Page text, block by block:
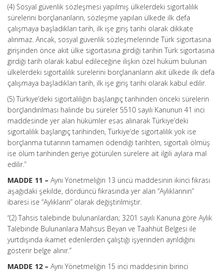
(4) Sosyal güvenlik sözleşmesi yapılmış ülkelerdeki sigortalılık
sürelerini borçlananların, sözleşme yapılan ülkede ilk defa
çalışmaya başladıkları tarih, ilk işe giriş tarihi olarak dikkate
alınmaz. Ancak, sosyal güvenlik sözleşmelerinde Türk sigortasına
girişinden önce akit ülke sigortasına girdiği tarihin Türk sigortasına
girdiği tarih olarak kabul edileceğine ilişkin özel hüküm bulunan
ülkelerdeki sigortalılık sürelerini borçlananların akit ülkede ilk defa
çalışmaya başladıkları tarih, ilk işe giriş tarihi olarak kabul edilir.
(5) Türkiye’deki sigortalılığın başlangıç tarihinden önceki sürelerin
borçlandırılması halinde bu süreler 5510 sayılı Kanunun 41 inci
maddesinde yer alan hükümler esas alınarak Türkiye’deki
sigortalılık başlangıç tarihinden, Türkiye’de sigortalılık yok ise
borçlanma tutarının tamamen ödendiği tarihten, sigortalı ölmüş
ise ölüm tarihinden geriye götürülen sürelere ait ilgili aylara mal
edilir.”
MADDE 11 – Aynı Yönetmeliğin 13 üncü maddesinin ikinci fıkrası
aşağıdaki şekilde, dördüncü fıkrasında yer alan “Aylıklarının”
ibaresi ise “Aylıkların” olarak değiştirilmiştir.
“(2) Tahsis talebinde bulunanlardan; 3201 sayılı Kanuna göre Aylık
Talebinde Bulunanlara Mahsus Beyan ve Taahhüt Belgesi ile
yurtdışında ikamet edenlerden çalıştığı işyerinden ayrıldığını
gösterir belge alınır.”
MADDE 12 – Aynı Yönetmeliğin 15 inci maddesinin birinci